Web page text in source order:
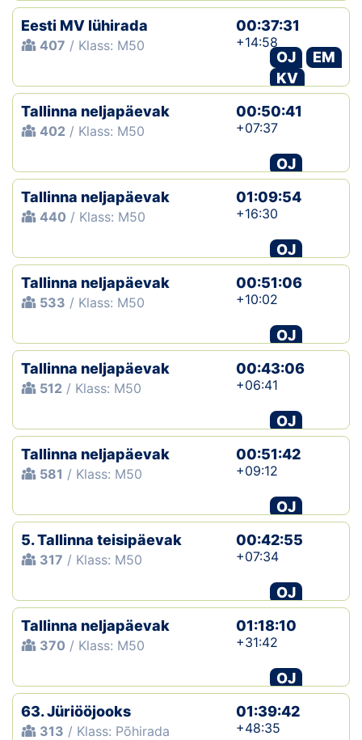
Eesti MV lühirada
407 / Klass: M50
00:37:31
+14:58
OJ
EM
KV
Tallinna neljapäevak
402 / Klass: M50
00:50:41
+07:37
OJ
Tallinna neljapäevak
440 / Klass: M50
01:09:54
+16:30
OJ
Tallinna neljapäevak
533 / Klass: M50
00:51:06
+10:02
OJ
Tallinna neljapäevak
512 / Klass: M50
00:43:06
+06:41
OJ
Tallinna neljapäevak
581 / Klass: M50
00:51:42
+09:12
OJ
5. Tallinna teisipäevak
317 / Klass: M50
00:42:55
+07:34
OJ
Tallinna neljapäevak
370 / Klass: M50
01:18:10
+31:42
OJ
63. Jüriööjooks
313 / Klass: Põhirada
01:39:42
+48:35